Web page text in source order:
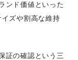
ンド価値といった
ズや割高な維持
証の確認という三